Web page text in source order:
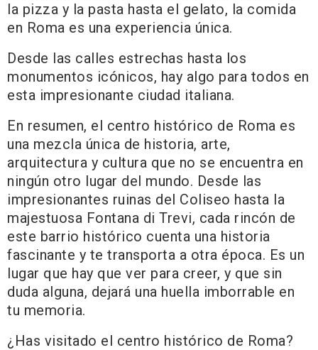
la pizza y la pasta hasta el gelato, la comida
en Roma es una experiencia única.
Desde las calles estrechas hasta los
monumentos icónicos, hay algo para todos en
esta impresionante ciudad italiana.
En resumen, el centro histórico de Roma es
una mezcla única de historia, arte,
arquitectura y cultura que no se encuentra en
ningún otro lugar del mundo. Desde las
impresionantes ruinas del Coliseo hasta la
majestuosa Fontana di Trevi, cada rincón de
este barrio histórico cuenta una historia
fascinante y te transporta a otra época. Es un
lugar que hay que ver para creer, y que sin
duda alguna, dejará una huella imborrable en
tu memoria.
¿Has visitado el centro histórico de Roma?